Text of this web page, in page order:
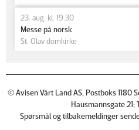
23. aug. kl. 19.30
Messe på norsk
St. Olav domkirke
© Avisen Vårt Land AS, Postboks 1180
Hausmannsgate 21;
Spørsmål og tilbakemeldinger